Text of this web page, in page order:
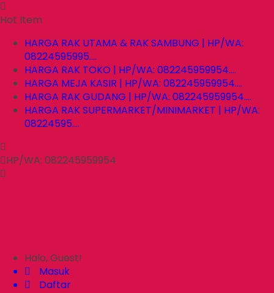
Hot Item
HARGA RAK UTAMA & RAK SAMBUNG | HP/WA:
08224595995....
HARGA RAK TOKO | HP/WA: 082245959954....
HARGA MEJA KASIR | HP/WA: 082245959954....
HARGA RAK GUDANG | HP/WA: 082245959954....
HARGA RAK SUPERMARKET/MINIMARKET | HP/WA:
08224595....
HP/WA: 082245959954
Halo, Guest!
Masuk
Daftar